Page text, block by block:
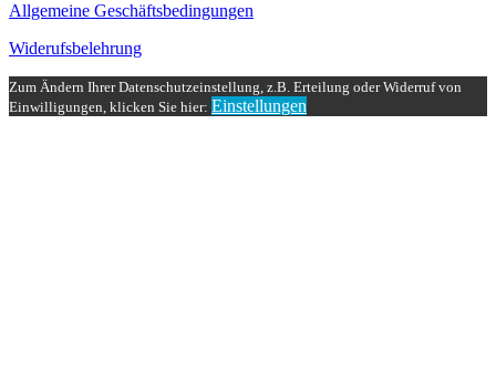
Allgemeine Geschäftsbedingungen
Widerufsbelehrung
Zum Ändern Ihrer Datenschutzeinstellung, z.B. Erteilung oder Widerruf von
Einwilligungen, klicken Sie hier: Einstellungen